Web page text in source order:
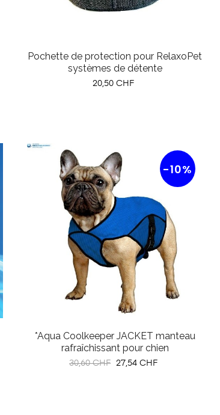
Pochette de protection pour RelaxoPet
systèmes de détente
Prix
20,50 CHF
*Aqua Coolkeeper JACKET manteau
rafraîchissant pour chien
Prix
30,60 CHF
-10%
Prix
27,54 CHF